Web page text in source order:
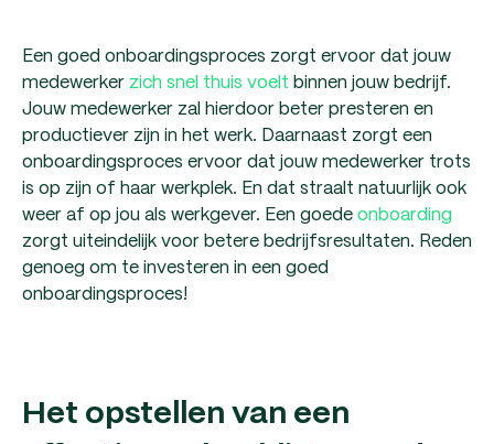
Een goed onboardingsproces zorgt ervoor dat jouw
medewerker zich snel thuis voelt binnen jouw bedrijf.
Jouw medewerker zal hierdoor beter presteren en
productiever zijn in het werk. Daarnaast zorgt een
onboardingsproces ervoor dat jouw medewerker trots
is op zijn of haar werkplek. En dat straalt natuurlijk ook
weer af op jou als werkgever. Een goedeonboarding
zorgt uiteindelijk voor betere bedrijfsresultaten. Reden
genoeg om te investeren in een goed
onboardingsproces!
Het opstellen van een